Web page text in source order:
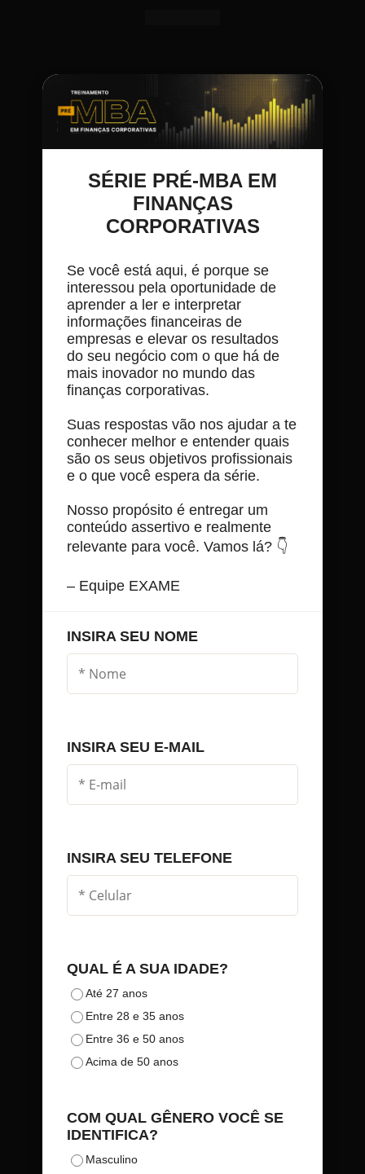
SÉRIE PRÉ-MBA EM
FINANÇAS
CORPORATIVAS
Se você está aqui, é porque se
interessou pela oportunidade de
aprender a ler e interpretar
informações financeiras de
empresas e elevar os resultados
do seu negócio com o que há de
mais inovador no mundo das
finanças corporativas.
Suas respostas vão nos ajudar a te
conhecer melhor e entender quais
são os seus objetivos profissionais
e o que você espera da série.
Nosso propósito é entregar um
conteúdo assertivo e realmente
relevante para você. Vamos lá? 👇
– Equipe EXAME
INSIRA SEU NOME
INSIRA SEU E-MAIL
INSIRA SEU TELEFONE
QUAL É A SUA IDADE?
Até 27 anos
Entre 28 e 35 anos
Entre 36 e 50 anos
Acima de 50 anos
COM QUAL GÊNERO VOCÊ SE
IDENTIFICA?
Masculino